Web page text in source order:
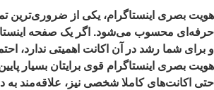
بصری اینستاگرام، یکی از ضروری‌ترین
محسوب می‌شود. اگر یک صفحه
برای شما رشد در آن اکانت اهمیتی ندارد،
بصری اینستاگرام قوی برایتان بسیار
اکانت‌های کاملا شخصی نیز، علاقه‌مند به